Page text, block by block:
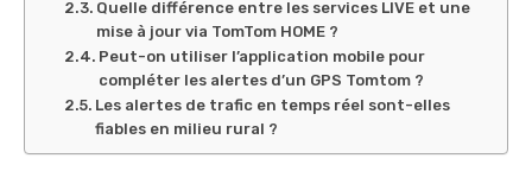
Quelle différence entre les services LIVE et une
mise à jour via TomTom HOME ?
Peut-on utiliser l’application mobile pour
compléter les alertes d’un GPS Tomtom ?
Les alertes de trafic en temps réel sont-elles
fiables en milieu rural ?